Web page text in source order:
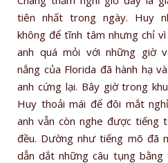
tiên nhất trong ngày. Huy
không để tĩnh tâm nhưng chỉ
anh quá mỏi với những giờ
nắng của Florida đã hành hạ
anh cứng lại. Bây giờ trong
Huy thoải mái để đôi mắt
anh vẫn còn nghe được tiếng
đều. Dường như tiếng mõ đã
dẫn dắt những câu tụng bằng